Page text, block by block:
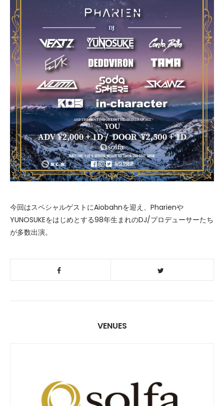
今回はスペシャルゲストにAiobahnを迎え、Pharienや
YUNOSUKEをはじめとする98年生まれのDJ/プロデューサーたち
が多数出演。
VENUES